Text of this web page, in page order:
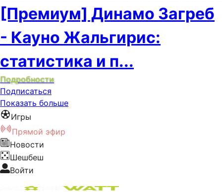
[Премиум] Динамо Загреб
- Кауно Жальгирис:
статистика и п...
Подробности
Подписаться
Показать больше
Игры
Прямой эфир
Новости
Шешбеш
Войти